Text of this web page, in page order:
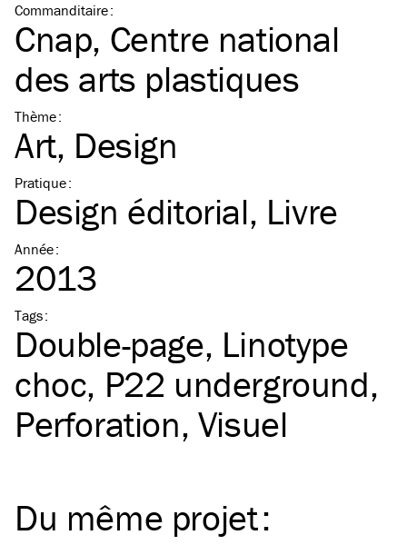
Commanditaire:
Cnap, Centre national
des arts plastiques
Thème:
Art Design
Pratique:
Design éditorial Livre
Année:
2013
Tags:
Double-page Linotype
choc P22 underground
Perforation Visuel
Du même projet: